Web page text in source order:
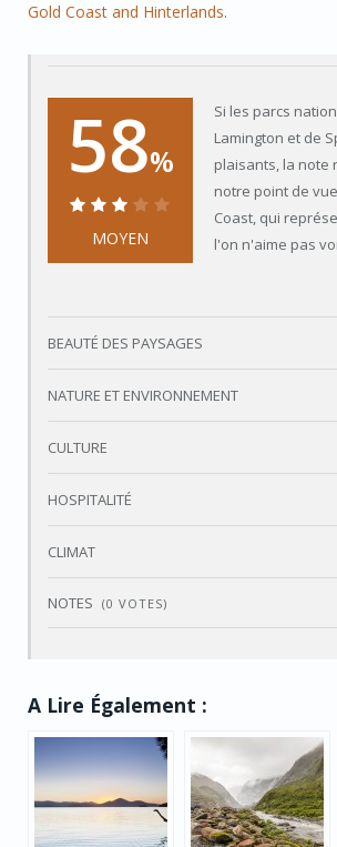
Gold Coast and Hinterlands.
58%
58%
MOYEN
Si les parcs
Lamington et de
plaisants, la note
notre point de
Coast, qui
l'on n'aime pas
BEAUTÉ DES PAYSAGES
NATURE ET ENVIRONNEMENT
CULTURE
HOSPITALITÉ
CLIMAT
NOTES (0 VOTES)
A Lire Également :